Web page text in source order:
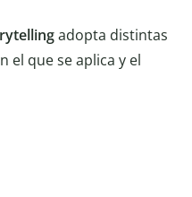
adopta distintas
el que se aplica y el